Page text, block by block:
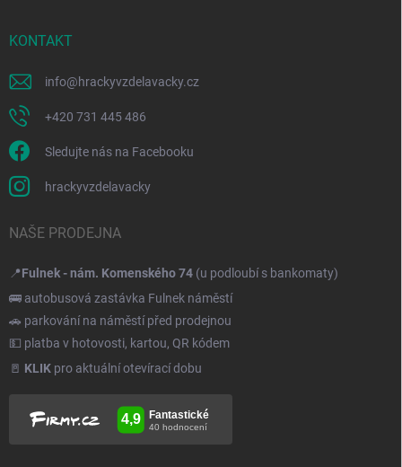
KONTAKT
info@hrackyvzdelavacky.cz
+420 731 445 486
Sledujte nás na Facebooku
hrackyvzdelavacky
NAŠE PRODEJNA
📍Fulnek - nám. Komenského 74 (u podloubí s bankomaty)
🚌 autobusová zastávka Fulnek náměstí
🚗 parkování na náměstí před prodejnou
💵 platba v hotovosti, kartou, QR kódem
🚪 KLIK pro aktuální otevírací dobu